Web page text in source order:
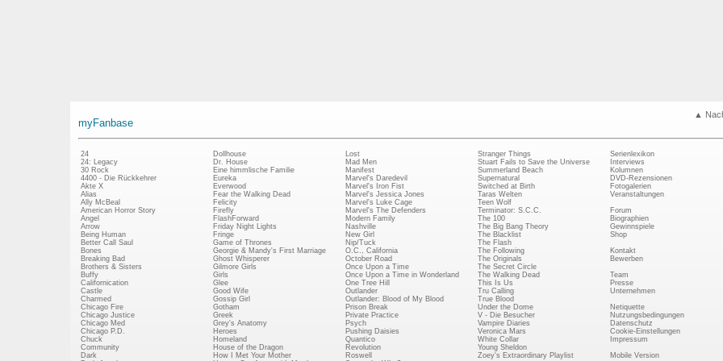
▲
myFanbase
24
24: Legacy
30 Rock
4400 - Die Rückkehrer
Akte X
Alias
Ally McBeal
American Horror Story
Angel
Arrow
Being Human
Better Call Saul
Bones
Breaking Bad
Brothers & Sisters
Buffy
Californication
Castle
Charmed
Chicago Fire
Chicago Justice
Chicago Med
Chicago P.D.
Chuck
Community
Dark
Dollhouse
Dr. House
Eine himmlische Familie
Eureka
Everwood
Fear the Walking Dead
Felicity
Firefly
FlashForward
Friday Night Lights
Fringe
Game of Thrones
Georgie & Mandy's First Marriage
Ghost Whisperer
Gilmore Girls
Girls
Glee
Good Wife
Gossip Girl
Gotham
Greek
Grey's Anatomy
Heroes
Homeland
House of the Dragon
How I Met Your Mother
Lost
Mad Men
Manifest
Marvel's Daredevil
Marvel's Iron Fist
Marvel's Jessica Jones
Marvel's Luke Cage
Marvel's The Defenders
Modern Family
Nashville
New Girl
Nip/Tuck
O.C., California
October Road
Once Upon a Time
Once Upon a Time in Wonderland
One Tree Hill
Outlander
Outlander: Blood of My Blood
Prison Break
Private Practice
Psych
Pushing Daisies
Quantico
Revolution
Roswell
Stranger Things
Stuart Fails to Save the Universe
Summerland Beach
Supernatural
Switched at Birth
Taras Welten
Teen Wolf
Terminator: S.C.C.
The 100
The Big Bang Theory
The Blacklist
The Flash
The Following
The Originals
The Secret Circle
The Walking Dead
This Is Us
Tru Calling
True Blood
Under the Dome
V - Die Besucher
Vampire Diaries
Veronica Mars
White Collar
Young Sheldon
Zoey's Extraordinary Playlist
Serienlexikon
Interviews
Kolumnen
DVD-Rezensionen
Fotogalerien
Veranstaltungen
Forum
Biographien
Gewinnspiele
Shop
Kontakt
Bewerben
Team
Presse
Unternehmen
Netiquette
Nutzungsbedingungen
Datenschutz
Cookie-Einstellungen
Impressum
Mobile Version